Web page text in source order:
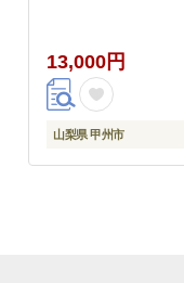
13,000円
山梨県 甲州市